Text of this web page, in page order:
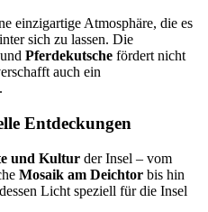
einzigartige Atmosphäre, die es
sich zu lassen. Die
und Pferdekutsche fördert nicht
auch ein
Entdeckungen
und Kultur der Insel – vom
Mosaik am Deichtor bis hin
Licht speziell für die Insel